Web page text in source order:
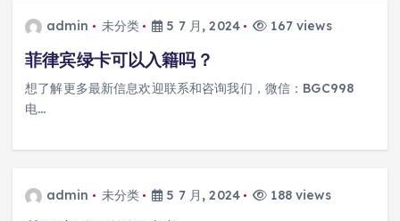
admin 未分类 5 7 月, 2024 167 views
菲律宾绿卡可以入籍吗？
想了解更多最新信息欢迎联系和咨询我们，微信：BGC998
电…
admin 未分类 5 7 月, 2024 188 views